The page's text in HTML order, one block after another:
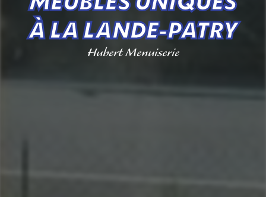
À LA LANDE-PATRY
Hubert Menuiserie